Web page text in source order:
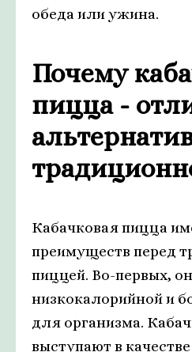
обеда или ужина.
Почему
пицца -
Кабачковая пицца
преимуществ перед
пиццей. Во-первых,
низкокалорийной и
для организма.
выступают в